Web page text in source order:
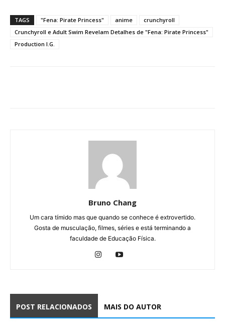
TAGS "Fena: Pirate Princess" anime
crunchyroll
Crunchyroll e Adult Swim Revelam Detalhes de "Fena: Pirate Princess"
Production I.G.
Bruno Chang
Um cara tímido mas que quando se conhece é extrovertido.
Gosta de musculação, filmes, séries e está terminando a
faculdade de Educação Física.
POST RELACIONADOS MAIS DO AUTOR